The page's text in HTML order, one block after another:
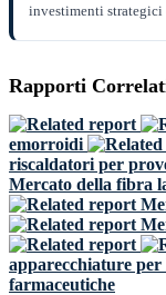
investimenti strategici
Rapporti
emorroidi
riscaldatori per
Mercato della fibra
apparecchiature
farmaceutiche